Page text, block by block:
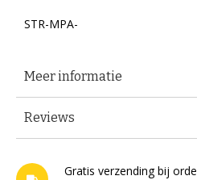
Gratis verzending bij
STR-MPA-
Meer informatie
Reviews